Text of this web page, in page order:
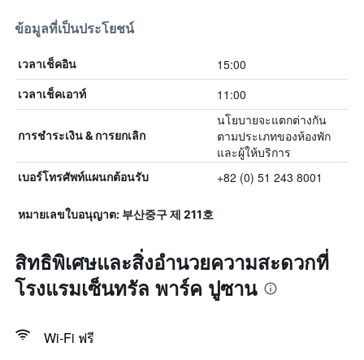
ข้อมูลที่เป็นประโยชน์
เวลาเช็คอิน 15:00
เวลาเช็คเอาท์ 11:00
การชำระเงิน & การยกเลิก
นโยบายจะแตกต่างกัน
ตามประเภทของห้องพัก
และผู้ให้บริการ
เบอร์โทรศัพท์แผนกต้อนรับ +82 (0) 51 243 8001
หมายเลขใบอนุญาต: 부산중구 제 211호
สิทธิพิเศษและสิ่งอำนวยความสะดวกที่
โรงแรมเซ็นทรัล พาร์ค ปูซาน
Wi-Fi ฟรี